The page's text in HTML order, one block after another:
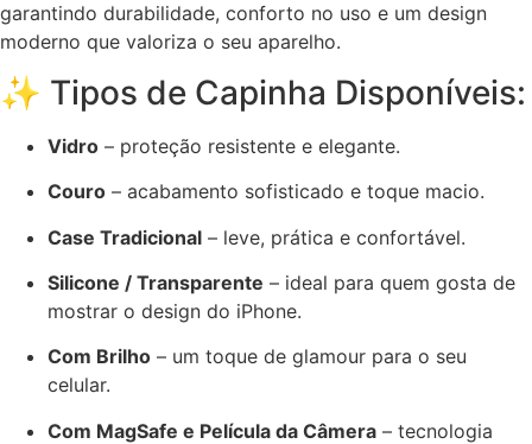
garantindo durabilidade, conforto no uso e um design
moderno que valoriza o seu aparelho.
✨ Tipos de Capinha Disponíveis:
Vidro – proteção resistente e elegante.
Couro – acabamento sofisticado e toque macio.
Case Tradicional – leve, prática e confortável.
Silicone / Transparente – ideal para quem gosta de
mostrar o design do iPhone.
Com Brilho – um toque de glamour para o seu
celular.
Com MagSafe e Película da Câmera – tecnologia